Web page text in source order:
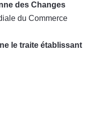
des Changes
du Commerce
le traite établissant